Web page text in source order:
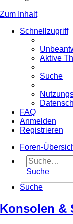
Zum Inhalt
Schnellzugriff
Aktive
Suche
FAQ
Anmelden
Registrieren
Foren-
Suche
Suche
Konsolen &